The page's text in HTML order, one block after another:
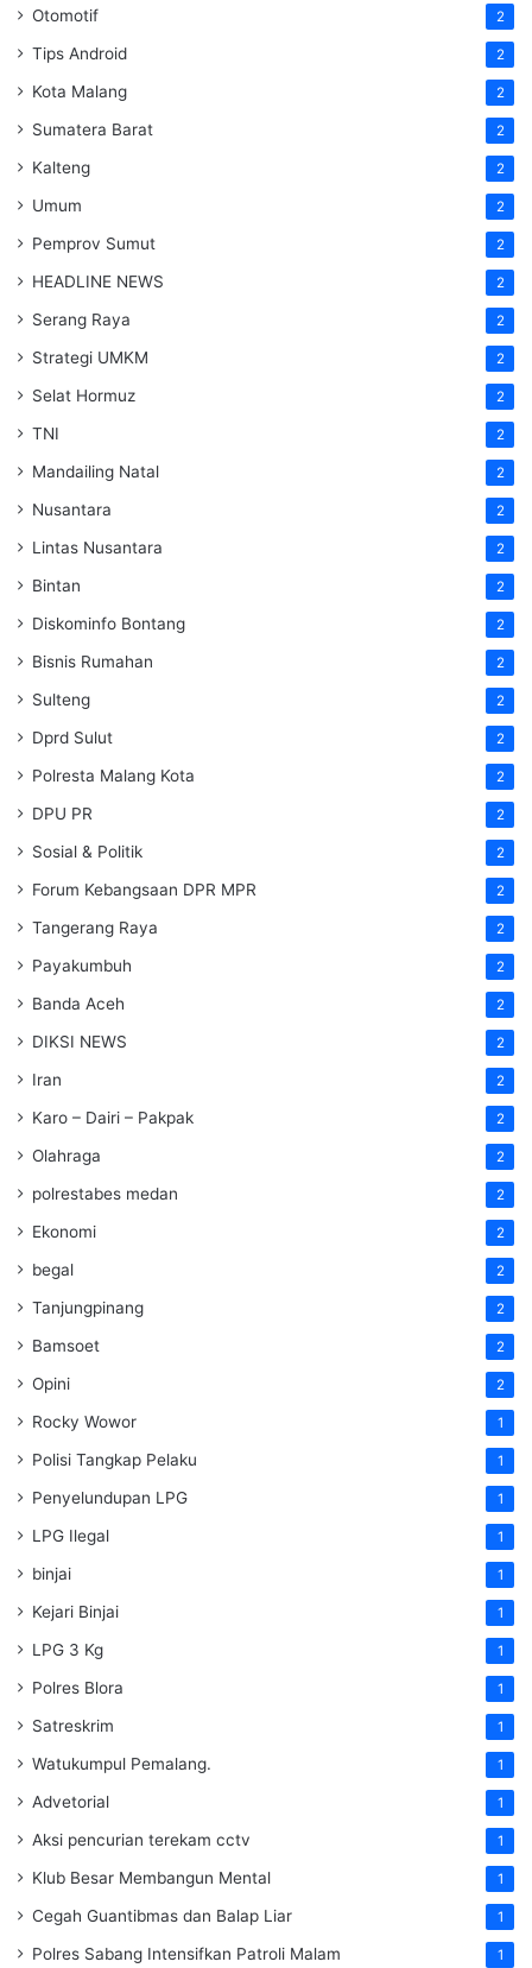
Otomotif 2
Tips Android 2
Kota Malang 2
Sumatera Barat 2
Kalteng 2
Umum 2
Pemprov Sumut 2
HEADLINE NEWS 2
Serang Raya 2
Strategi UMKM 2
Selat Hormuz 2
TNI 2
Mandailing Natal 2
Nusantara 2
Lintas Nusantara 2
Bintan 2
Diskominfo Bontang 2
Bisnis Rumahan 2
Sulteng 2
Dprd Sulut 2
Polresta Malang Kota 2
DPU PR 2
Sosial & Politik 2
Forum Kebangsaan DPR MPR 2
Tangerang Raya 2
Payakumbuh 2
Banda Aceh 2
DIKSI NEWS 2
Iran 2
Karo – Dairi – Pakpak 2
Olahraga 2
polrestabes medan 2
Ekonomi 2
begal 2
Tanjungpinang 2
Bamsoet 2
Opini 2
Rocky Wowor 1
Polisi Tangkap Pelaku 1
Penyelundupan LPG 1
LPG Ilegal 1
binjai 1
Kejari Binjai 1
LPG 3 Kg 1
Polres Blora 1
Satreskrim 1
Watukumpul Pemalang. 1
Advetorial 1
Aksi pencurian terekam cctv 1
Klub Besar Membangun Mental 1
Cegah Guantibmas dan Balap Liar 1
Polres Sabang Intensifkan Patroli Malam 1